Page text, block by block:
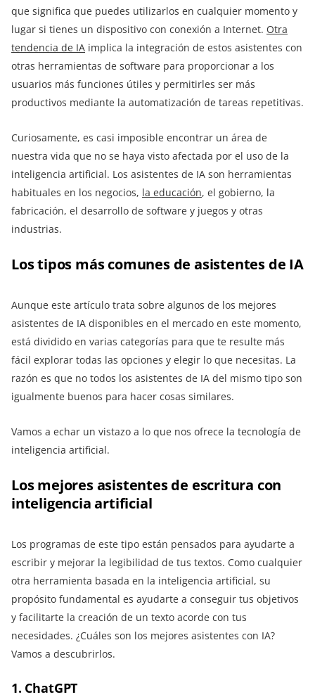
que significa que puedes utilizarlos en cualquier momento y
lugar si tienes un dispositivo con conexión a Internet. Otra
tendencia de IA implica la integración de estos asistentes con
otras herramientas de software para proporcionar a los
usuarios más funciones útiles y permitirles ser más
productivos mediante la automatización de tareas repetitivas.
Curiosamente, es casi imposible encontrar un área de
nuestra vida que no se haya visto afectada por el uso de la
inteligencia artificial. Los asistentes de IA son herramientas
habituales en los negocios, la educación, el gobierno, la
fabricación, el desarrollo de software y juegos y otras
industrias.
Los tipos más comunes de asistentes de IA
Aunque este artículo trata sobre algunos de los mejores
asistentes de IA disponibles en el mercado en este momento,
está dividido en varias categorías para que te resulte más
fácil explorar todas las opciones y elegir lo que necesitas. La
razón es que no todos los asistentes de IA del mismo tipo son
igualmente buenos para hacer cosas similares.
Vamos a echar un vistazo a lo que nos ofrece la tecnología de
inteligencia artificial.
Los mejores asistentes de escritura con
inteligencia artificial
Los programas de este tipo están pensados para ayudarte a
escribir y mejorar la legibilidad de tus textos. Como cualquier
otra herramienta basada en la inteligencia artificial, su
propósito fundamental es ayudarte a conseguir tus objetivos
y facilitarte la creación de un texto acorde con tus
necesidades. ¿Cuáles son los mejores asistentes con IA?
Vamos a descubrirlos.
1. ChatGPT